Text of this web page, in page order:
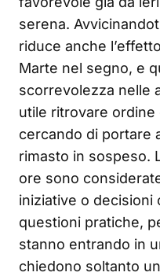
serena.
riduce anche
Marte nel segno, e
scorrevolezza nelle
utile ritrovare
cercando di portare
rimasto in sospeso.
ore sono
iniziative o decisioni
questioni pratiche,
stanno entrando in
chiedono soltanto